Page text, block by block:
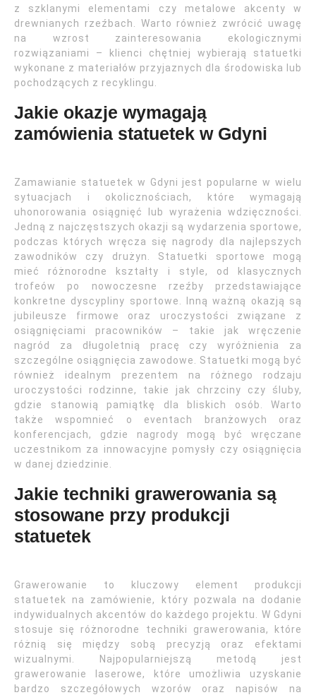
z szklanymi elementami czy metalowe akcenty w
drewnianych rzeźbach. Warto również zwrócić uwagę
na wzrost zainteresowania ekologicznymi
rozwiązaniami – klienci chętniej wybierają statuetki
wykonane z materiałów przyjaznych dla środowiska lub
pochodzących z recyklingu.
Jakie okazje wymagają
zamówienia statuetek w Gdyni
Zamawianie statuetek w Gdyni jest popularne w wielu
sytuacjach i okolicznościach, które wymagają
uhonorowania osiągnięć lub wyrażenia wdzięczności.
Jedną z najczęstszych okazji są wydarzenia sportowe,
podczas których wręcza się nagrody dla najlepszych
zawodników czy drużyn. Statuetki sportowe mogą
mieć różnorodne kształty i style, od klasycznych
trofeów po nowoczesne rzeźby przedstawiające
konkretne dyscypliny sportowe. Inną ważną okazją są
jubileusze firmowe oraz uroczystości związane z
osiągnięciami pracowników – takie jak wręczenie
nagród za długoletnią pracę czy wyróżnienia za
szczególne osiągnięcia zawodowe. Statuetki mogą być
również idealnym prezentem na różnego rodzaju
uroczystości rodzinne, takie jak chrzciny czy śluby,
gdzie stanowią pamiątkę dla bliskich osób. Warto
także wspomnieć o eventach branżowych oraz
konferencjach, gdzie nagrody mogą być wręczane
uczestnikom za innowacyjne pomysły czy osiągnięcia
w danej dziedzinie.
Jakie techniki grawerowania są
stosowane przy produkcji
statuetek
Grawerowanie to kluczowy element produkcji
statuetek na zamówienie, który pozwala na dodanie
indywidualnych akcentów do każdego projektu. W Gdyni
stosuje się różnorodne techniki grawerowania, które
różnią się między sobą precyzją oraz efektami
wizualnymi. Najpopularniejszą metodą jest
grawerowanie laserowe, które umożliwia uzyskanie
bardzo szczegółowych wzorów oraz napisów na